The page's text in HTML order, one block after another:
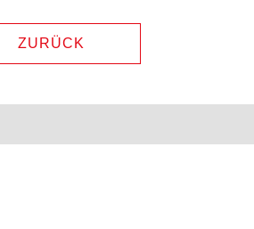
ZURÜCK